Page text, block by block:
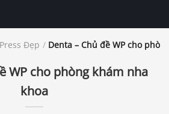
Đẹp / Denta – Chủ đề WP cho
WP cho phòng khám nha
khoa